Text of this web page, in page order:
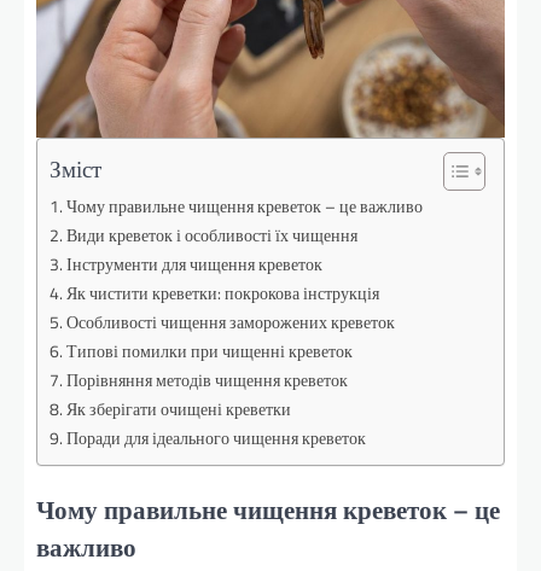
Зміст
Чому правильне чищення креветок – це важливо
Види креветок і особливості їх чищення
Інструменти для чищення креветок
Як чистити креветки: покрокова інструкція
Особливості чищення заморожених креветок
Типові помилки при чищенні креветок
Порівняння методів чищення креветок
Як зберігати очищені креветки
Поради для ідеального чищення креветок
Чому правильне чищення креветок – це
важливо